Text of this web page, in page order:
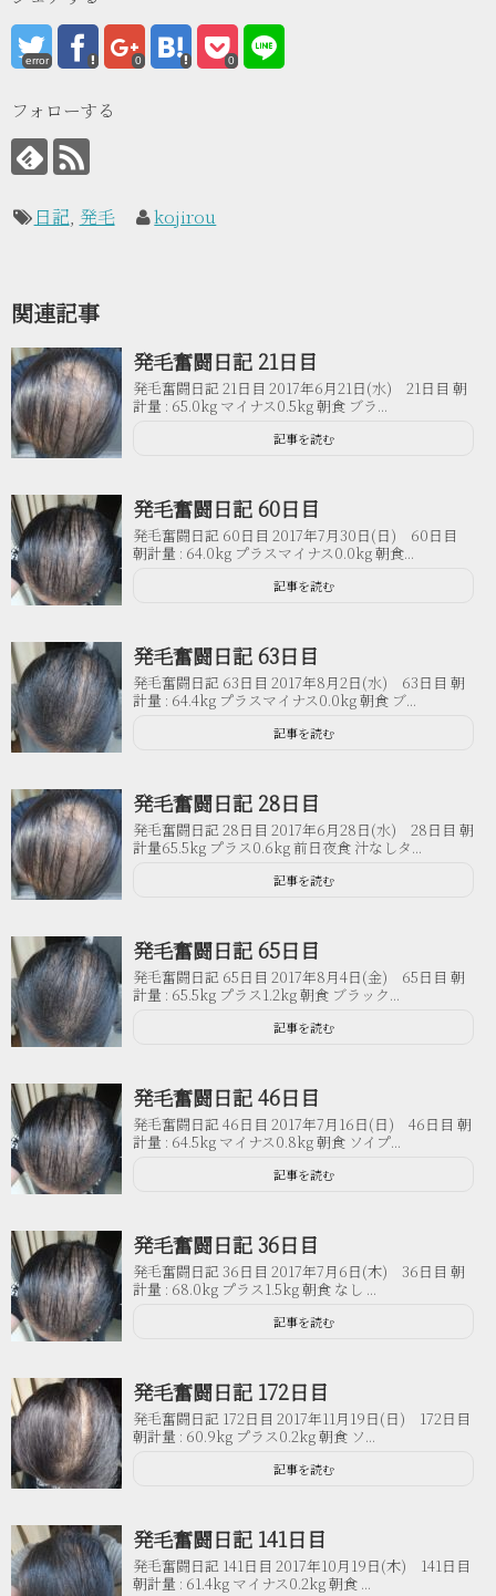
error 0 0
フォローする
日記, 発毛 kojirou
関連記事
発毛奮闘日記 21日目
発毛奮闘日記 21日目 2017年6月21日(水) 21日目 朝
計量 : 65.0kg マイナス0.5kg 朝食 ブラ...
記事を読む
発毛奮闘日記 60日目
発毛奮闘日記 60日目 2017年7月30日(日) 60日目
朝計量 : 64.0kg プラスマイナス0.0kg 朝食...
記事を読む
発毛奮闘日記 63日目
発毛奮闘日記 63日目 2017年8月2日(水) 63日目 朝
計量 : 64.4kg プラスマイナス0.0kg 朝食 ブ...
記事を読む
発毛奮闘日記 28日目
発毛奮闘日記 28日目 2017年6月28日(水) 28日目 朝
計量65.5kg プラス0.6kg 前日夜食 汁なしタ...
記事を読む
発毛奮闘日記 65日目
発毛奮闘日記 65日目 2017年8月4日(金) 65日目 朝
計量 : 65.5kg プラス1.2kg 朝食 ブラック...
記事を読む
発毛奮闘日記 46日目
発毛奮闘日記 46日目 2017年7月16日(日) 46日目 朝
計量 : 64.5kg マイナス0.8kg 朝食 ソイプ...
記事を読む
発毛奮闘日記 36日目
発毛奮闘日記 36日目 2017年7月6日(木) 36日目 朝
計量 : 68.0kg プラス1.5kg 朝食 なし ...
記事を読む
発毛奮闘日記 172日目
発毛奮闘日記 172日目 2017年11月19日(日) 172日目
朝計量 : 60.9kg プラス0.2kg 朝食 ソ...
記事を読む
発毛奮闘日記 141日目
発毛奮闘日記 141日目 2017年10月19日(木) 141日目
朝計量 : 61.4kg マイナス0.2kg 朝食 ...